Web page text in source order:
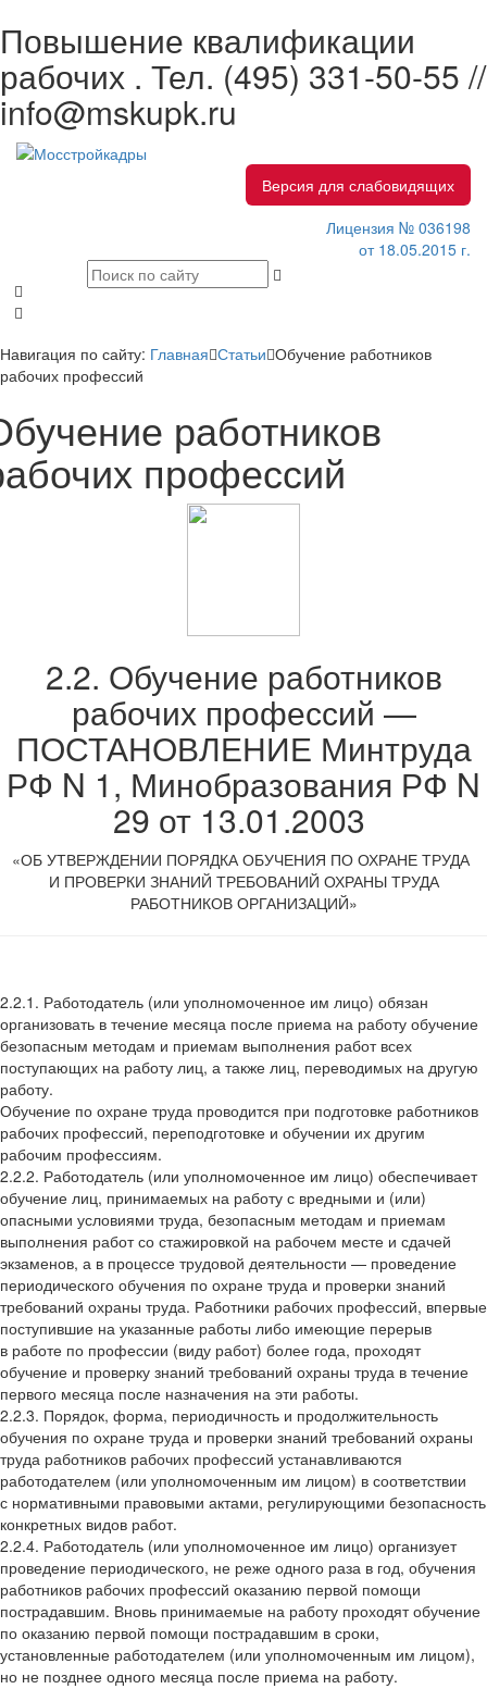
Повышение квалификации
рабочих . Тел. (495) 331-50-55 //
info@mskupk.ru
Версия для слабовидящих
Лицензия № 036198
от 18.05.2015 г.
Навигация по сайту: Главная Статьи Обучение работников
рабочих профессий
работников
профессий
2.2. Обучение работников
рабочих профессий —
ПОСТАНОВЛЕНИЕ Минтруда
РФ N 1, Минобразования РФ N
29 от 13.01.2003
«ОБ УТВЕРЖДЕНИИ ПОРЯДКА ОБУЧЕНИЯ ПО ОХРАНЕ ТРУДА
И ПРОВЕРКИ ЗНАНИЙ ТРЕБОВАНИЙ ОХРАНЫ ТРУДА
РАБОТНИКОВ ОРГАНИЗАЦИЙ»
2.2.1. Работодатель (или уполномоченное им лицо) обязан
организовать в течение месяца после приема на работу обучение
безопасным методам и приемам выполнения работ всех
поступающих на работу лиц, а также лиц, переводимых на другую
работу.
Обучение по охране труда проводится при подготовке работников
рабочих профессий, переподготовке и обучении их другим
рабочим профессиям.
2.2.2. Работодатель (или уполномоченное им лицо) обеспечивает
обучение лиц, принимаемых на работу с вредными и (или)
опасными условиями труда, безопасным методам и приемам
выполнения работ со стажировкой на рабочем месте и сдачей
экзаменов, а в процессе трудовой деятельности — проведение
периодического обучения по охране труда и проверки знаний
требований охраны труда. Работники рабочих профессий, впервые
поступившие на указанные работы либо имеющие перерыв
в работе по профессии (виду работ) более года, проходят
обучение и проверку знаний требований охраны труда в течение
первого месяца после назначения на эти работы.
2.2.3. Порядок, форма, периодичность и продолжительность
обучения по охране труда и проверки знаний требований охраны
труда работников рабочих профессий устанавливаются
работодателем (или уполномоченным им лицом) в соответствии
с нормативными правовыми актами, регулирующими безопасность
конкретных видов работ.
2.2.4. Работодатель (или уполномоченное им лицо) организует
проведение периодического, не реже одного раза в год, обучения
работников рабочих профессий оказанию первой помощи
пострадавшим. Вновь принимаемые на работу проходят обучение
по оказанию первой помощи пострадавшим в сроки,
установленные работодателем (или уполномоченным им лицом),
но не позднее одного месяца после приема на работу.